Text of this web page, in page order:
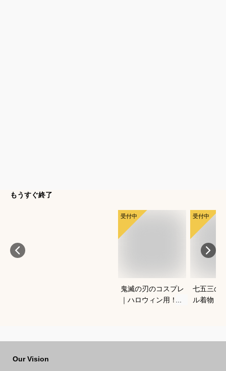
もうすぐ終了
受付中
鬼滅の刃のコスプレ
｜ハロウィン用！キ
受付中
七五三の
ル着物（
Our Vision